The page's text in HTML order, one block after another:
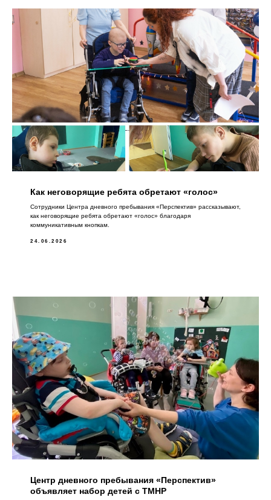
Как неговорящие ребята обретают «голос»
Сотрудники Центра дневного пребывания «Перспектив» рассказывают,
как неговорящие ребята обретают «голос» благодаря
коммуникативным кнопкам.
24.06.2026
Центр дневного пребывания «Перспектив»
объявляет набор детей с ТМНР